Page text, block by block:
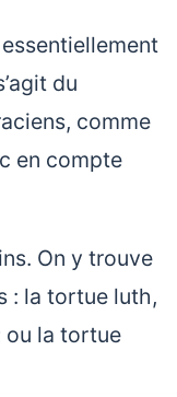
du
comme
en compte
On y trouve
: la tortue luth,
ou la tortue